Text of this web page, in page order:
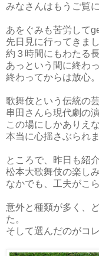
みなさんはもうご覧
あをぐみも苦労して
先日見に行ってきまし
約３時間にもわたる
あっという間に終わ
終わってからは放心。
歌舞伎という伝統の芸
串田さんら現代劇の
この場にしかありえ
本当に心揺さぶられま
ところで、昨日も紹
松本大歌舞伎の楽し
なかでも、工夫がこ
意外と種類が多く、
た。
そして選んだのがコレ